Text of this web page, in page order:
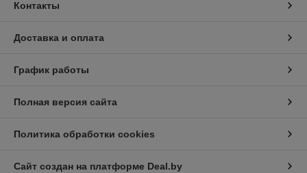
Контакты
Доставка и оплата
График работы
Полная версия сайта
Политика обработки cookies
Сайт создан на платформе Deal.by